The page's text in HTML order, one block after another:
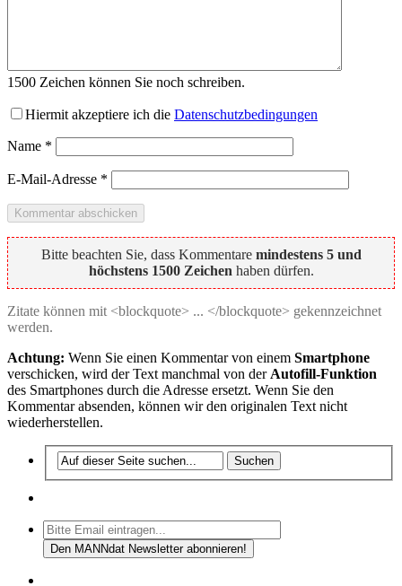
1500 Zeichen können Sie noch schreiben.
Hiermit akzeptiere ich die Datenschutzbedingungen
Name *
E-Mail-Adresse *
Bitte beachten Sie, dass Kommentare mindestens 5 und
höchstens 1500 Zeichen haben dürfen.
Zitate können mit <blockquote> ... </blockquote> gekennzeichnet
werden.
Achtung: Wenn Sie einen Kommentar von einem Smartphone
verschicken, wird der Text manchmal von der Autofill-Funktion
des Smartphones durch die Adresse ersetzt. Wenn Sie den
Kommentar absenden, können wir den originalen Text nicht
wiederherstellen.